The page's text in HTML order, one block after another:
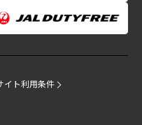
イト利用条件